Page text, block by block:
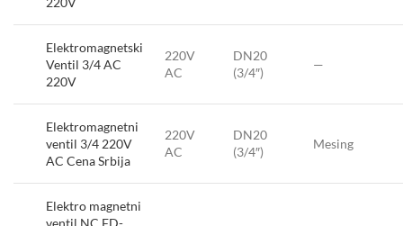
Elektromagnetski
Ventil 3/4 AC
220V
220V
AC
DN20
(3/4″)
—
Elektromagnetni
ventil 3/4 220V
AC Cena Srbija
220V
AC
DN20
(3/4″)
Mesing
Elektro magnetni